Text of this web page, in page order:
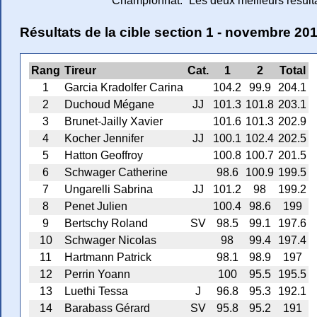
Résultats de la cible section 1 - novembre
Rang Tireur Cat. 1 2
Total
1
Garcia Kradolfer Carina 104.2 99.9
204.1
2
Duchoud Mégane JJ 101.3 101.8 203.1
3
Brunet-Jailly Xavier 101.6 101.3 202.9
4
Kocher Jennifer JJ 100.1 102.4 202.5
5
Hatton Geoffroy 100.8 100.7 201.5
6
Schwager Catherine 98.6 100.9 199.5
7
Ungarelli Sabrina JJ 101.2 98
199.2
8
Penet Julien 100.4 98.6
199
9
Bertschy Roland SV 98.5 99.1
197.6
10
Schwager Nicolas 98 99.4
197.4
11
Hartmann Patrick 98.1 98.9
197
12
Perrin Yoann 100 95.5
195.5
13
Luethi Tessa J 96.8 95.3
192.1
14
Barabass Gérard SV 95.8 95.2 191